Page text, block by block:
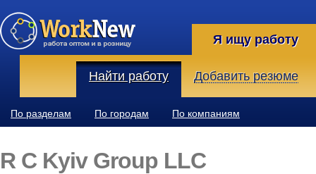
Я ищу работу
Найти работу Добавить резюме
По разделам По городам По компаниям
R C Kyiv Group LLC